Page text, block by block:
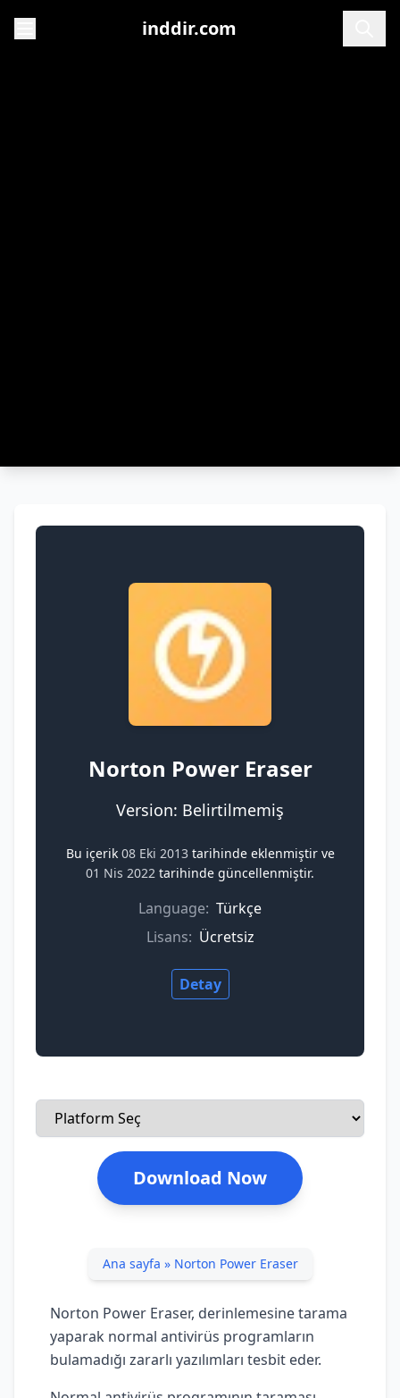
inddir.com
Norton Power Eraser
Version: Belirtilmemiş
Bu içerik 08 Eki 2013 tarihinde eklenmiştir ve
01 Nis 2022 tarihinde güncellenmiştir.
Language: Türkçe
Lisans: Ücretsiz
Detay
Download Now
Ana sayfa » Norton Power Eraser
Norton Power Eraser, derinlemesine tarama
yaparak normal antivirüs programların
bulamadığı zararlı yazılımları tesbit eder.